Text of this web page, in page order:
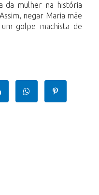
da mulher na história
negar Maria mãe
golpe machista de